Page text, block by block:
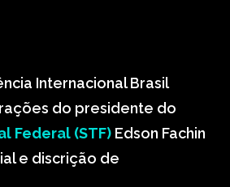
Internacional Brasil
do presidente do
Federal (STF) Edson Fachin
e discrição de